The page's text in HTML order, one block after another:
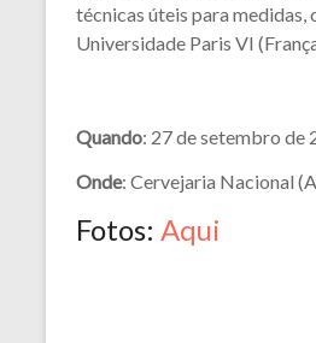
técnicas úteis para medidas,
Universidade Paris VI
Quando: 27 de setembro de
Onde: Cervejaria Nacional
Fotos: Aqui